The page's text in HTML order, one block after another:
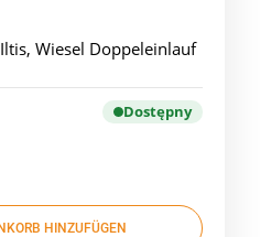
Wiesel Doppeleinlauf
Dostępny
HINZUFÜGEN